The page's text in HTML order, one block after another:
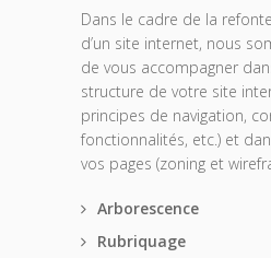
Dans le cadre de la
d’un site internet, nous
de vous accompagner
structure de votre site
principes de navigation,
fonctionnalités, etc.) et
vos pages (zoning et
Arborescence
Rubriquage